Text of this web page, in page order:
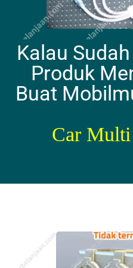
Kalau
Produk
Buat
Car